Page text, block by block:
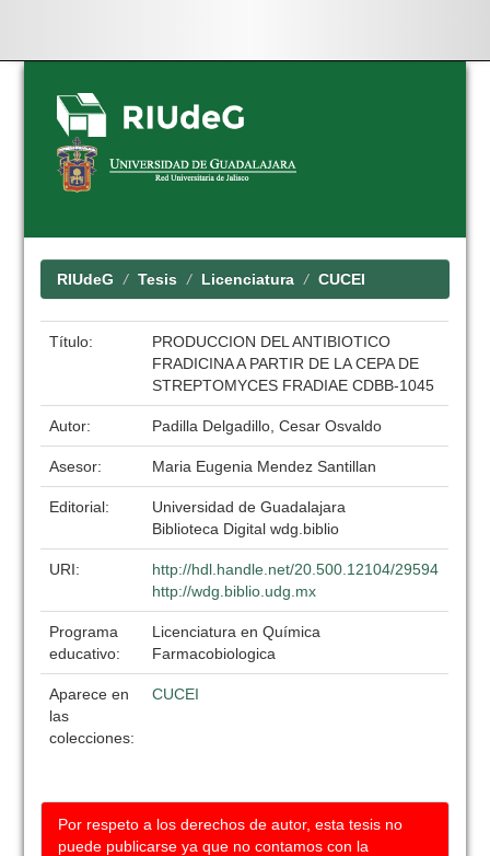
Skip
navigation
RIUdeG Tesis Licenciatura CUCEI
Título:
PRODUCCION DEL ANTIBIOTICO
FRADICINA A PARTIR DE LA CEPA DE
STREPTOMYCES FRADIAE CDBB-1045
Autor: Padilla Delgadillo, Cesar Osvaldo
Asesor: Maria Eugenia Mendez Santillan
Editorial:
Universidad de Guadalajara
Biblioteca Digital wdg.biblio
URI:
http://hdl.handle.net/20.500.12104/29594
http://wdg.biblio.udg.mx
Programa
educativo:
Licenciatura en Química
Farmacobiologica
Aparece en
las
colecciones:
CUCEI
Por respeto a los derechos de autor, esta tesis no
puede publicarse ya que no contamos con la